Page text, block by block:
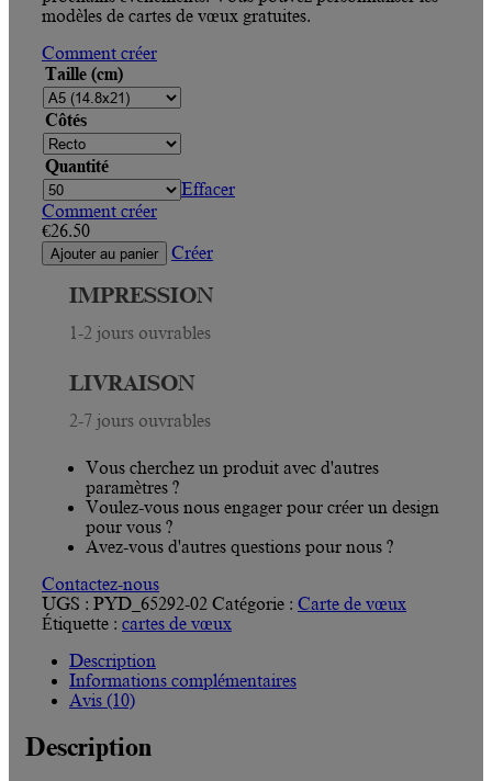
modèles de cartes de vœux gratuites.
Comment créer
Taille (cm)
Côtés
Quantité
Effacer
Comment créer
€26.50
Ajouter au panier Créer
IMPRESSION
1-2 jours ouvrables
LIVRAISON
2-7 jours ouvrables
Vous cherchez un produit avec d'autres
paramètres ?
Voulez-vous nous engager pour créer un design
pour vous ?
Avez-vous d'autres questions pour nous ?
Contactez-nous
UGS : PYD_65292-02 Catégorie : Carte de vœux
Étiquette : cartes de vœux
Description
Informations complémentaires
Avis (10)
Description